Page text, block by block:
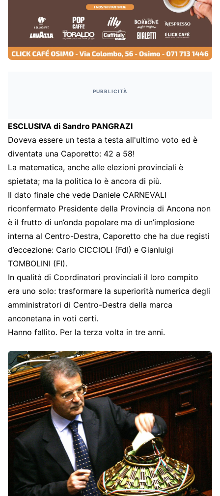
PUBBLICITÀ
ESCLUSIVA di Sandro PANGRAZI
Doveva essere un testa a testa all'ultimo voto ed è
diventata una Caporetto: 42 a 58!
La matematica, anche alle elezioni provinciali è
spietata; ma la politica lo è ancora di più.
Il dato finale che vede Daniele CARNEVALI
riconfermato Presidente della Provincia di Ancona non
è il frutto di un’onda popolare ma di un’implosione
interna al Centro-Destra, Caporetto che ha due registi
d’eccezione: Carlo CICCIOLI (FdI) e Gianluigi
TOMBOLINI (FI).
In qualità di Coordinatori provinciali il loro compito
era uno solo: trasformare la superiorità numerica degli
amministratori di Centro-Destra della marca
anconetana in voti certi.
Hanno fallito. Per la terza volta in tre anni.